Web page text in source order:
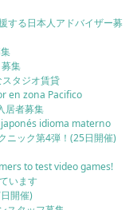
する日本人アドバイザー募
集
タジオ賃貸
en zona Pacifico
居者募集
idioma materno
ニック第4弾！(25日開催)
to test video games!
います
開催)